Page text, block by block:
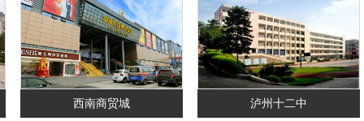
西南商贸城 泸州十二中